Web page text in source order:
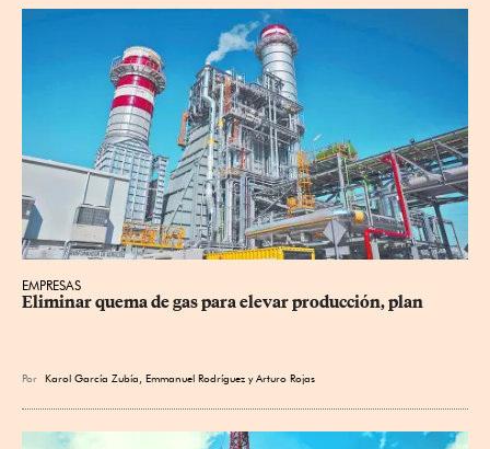
EMPRESAS
Eliminar quema de gas para elevar producción, plan
Por Karol García Zubía, Emmanuel Rodríguez yArturo Rojas